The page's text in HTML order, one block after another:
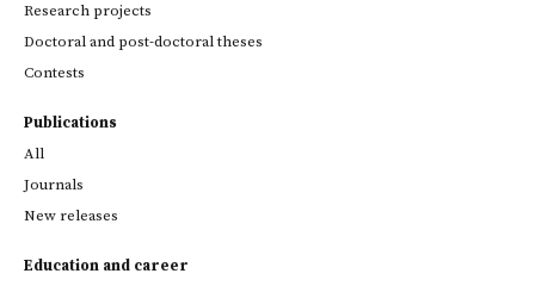
Research projects
Doctoral and post-doctoral theses
Contests
Publications
All
Journals
New releases
Education and career